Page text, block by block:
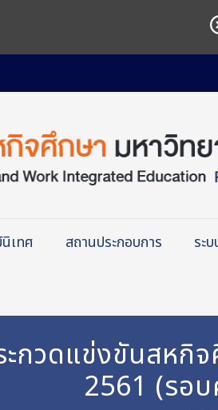
เทศ สถานประกอบการ ระ
ะกวดแข่งขันสหกิ
2561 (รอ